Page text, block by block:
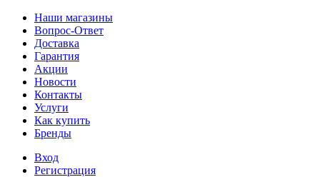
Наши магазины
Вопрос-Ответ
Доставка
Гарантия
Акции
Новости
Контакты
Услуги
Как купить
Бренды
Вход
Регистрация